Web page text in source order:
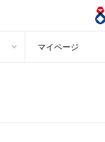
マイページ